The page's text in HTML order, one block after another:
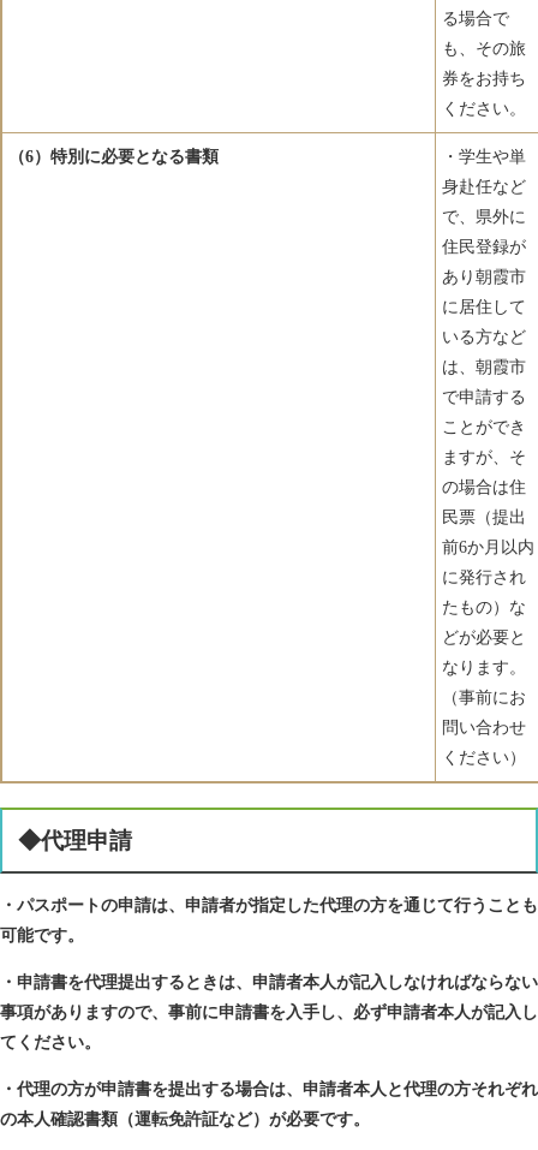
る場合で
も、その旅
券をお持ち
ください。
（6）特別に必要となる書類
・学生や単
身赴任など
で、県外に
住民登録が
あり朝霞市
に居住して
いる方など
は、朝霞市
で申請する
ことができ
ますが、そ
の場合は住
民票（提出
前6か月以内
に発行され
たもの）な
どが必要と
なります。
（事前にお
問い合わせ
ください）
◆代理申請
・パスポートの申請は、申請者が指定した代理の方を通じて行うことも
可能です。
・申請書を代理提出するときは、申請者本人が記入しなければならない
事項がありますので、事前に申請書を入手し、必ず申請者本人が記入し
てください。
・代理の方が申請書を提出する場合は、申請者本人と代理の方それぞれ
の本人確認書類（運転免許証など）が必要です。